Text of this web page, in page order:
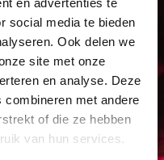
en advertenties te
social media te bieden
Ook delen we
site met onze
en analyse. Deze
combineren met andere
of die ze hebben
van hun services.